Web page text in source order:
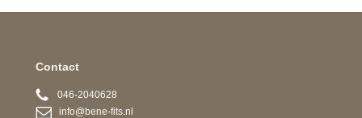
Contact
046-2040628
info@bene-fits.nl